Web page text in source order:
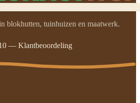
blokhutten, tuinhuizen en maatwerk.
— Klantbeoordeling